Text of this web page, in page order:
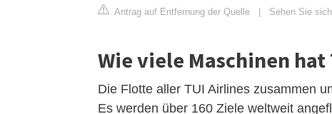
Antrag auf Entfernung der Quelle Sehen Sie
Wie viele Maschinen hat
Die Flotte aller TUI Airlines zusammen
Es werden über 160 Ziele weltweit